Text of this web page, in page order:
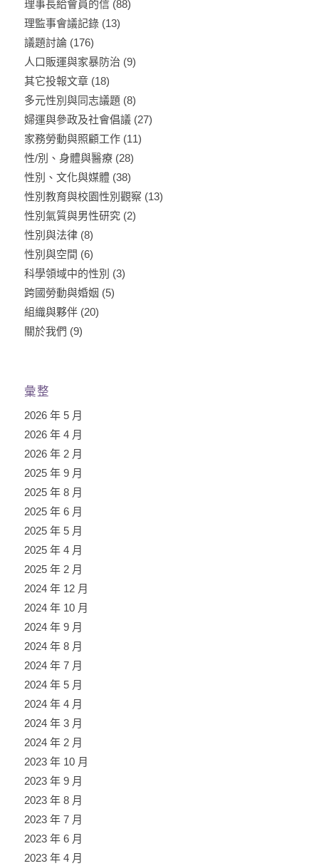
理事長給會員的信(88)
理監事會議記錄(13)
議題討論(176)
人口販運與家暴防治 (9)
其它投報文章(18)
多元性別與同志議題(8)
婦運與參政及社會倡議(27)
家務勞動與照顧工作(11)
性/別、身體與醫療(28)
性別、文化與媒體(38)
性別教育與校園性別觀察 (13)
性別氣質與男性研究(2)
性別與法律(8)
性別與空間 (6)
科學領域中的性別 (3)
跨國勞動與婚姻 (5)
組織與夥伴(20)
關於我們 (9)
彙整
2026 年 5 月
2026 年 4 月
2026 年 2 月
2025 年 9 月
2025 年 8 月
2025 年 6 月
2025 年 5 月
2025 年 4 月
2025 年 2 月
2024 年 12 月
2024 年 10 月
2024 年 9 月
2024 年 8 月
2024 年 7 月
2024 年 5 月
2024 年 4 月
2024 年 3 月
2024 年 2 月
2023 年 10 月
2023 年 9 月
2023 年 8 月
2023 年 7 月
2023 年 6 月
2023 年 4 月